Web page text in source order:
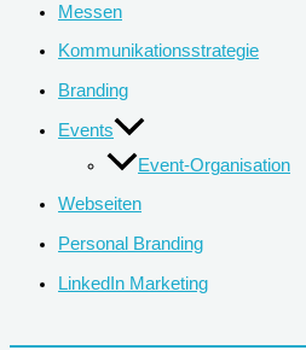
Messen
Kommunikationsstrategie
Branding
Events
Event-Organisation
Webseiten
Personal Branding
LinkedIn Marketing